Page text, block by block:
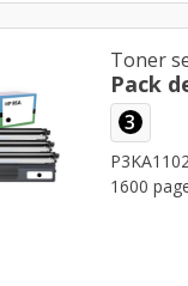
Toner
Pack
3
1600